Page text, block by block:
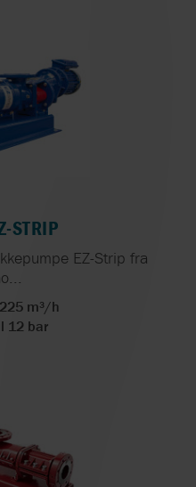
STRIP
EZ-Strip fra
m³/h
12 bar